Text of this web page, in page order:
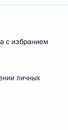
с избранием
личных